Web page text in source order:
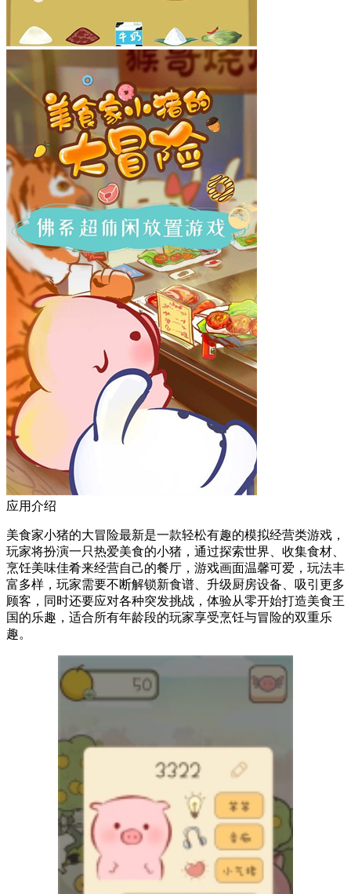
应用介绍
美食家小猪的大冒险最新是一款轻松有趣的模拟经营类游戏，
玩家将扮演一只热爱美食的小猪，通过探索世界、收集食材、
烹饪美味佳肴来经营自己的餐厅，游戏画面温馨可爱，玩法丰
富多样，玩家需要不断解锁新食谱、升级厨房设备、吸引更多
顾客，同时还要应对各种突发挑战，体验从零开始打造美食王
国的乐趣，适合所有年龄段的玩家享受烹饪与冒险的双重乐
趣。